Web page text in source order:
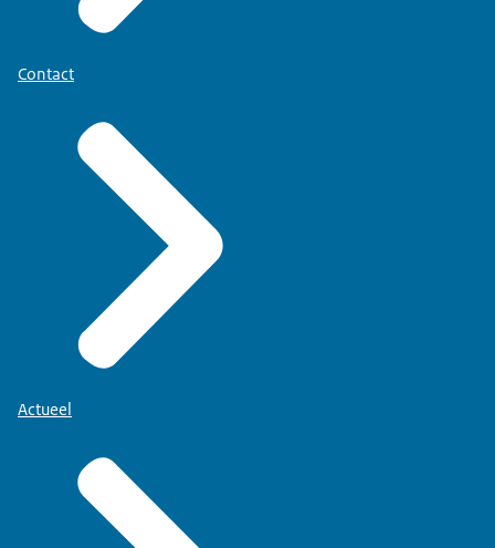
Contact
Actueel